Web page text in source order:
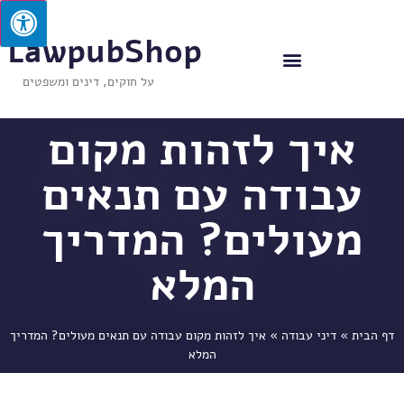
LawpubShop
על חוקים, דינים ומשפטים
איך לזהות מקום
עבודה עם תנאים
מעולים? המדריך
המלא
דף הבית » דיני עבודה » איך לזהות מקום עבודה עם תנאים מעולים? המדריך
המלא